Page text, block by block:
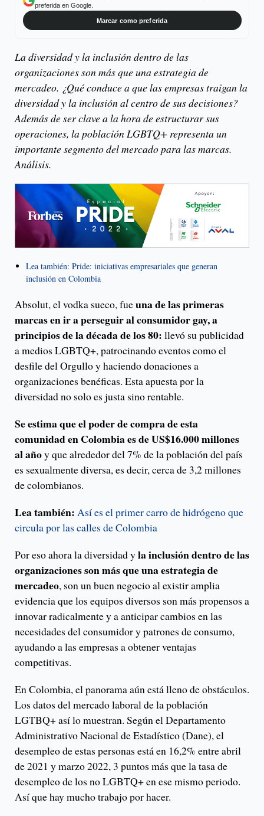
preferida en Google.
Marcar como preferida
La diversidad y la inclusión dentro de las
organizaciones son más que una estrategia de
mercadeo. ¿Qué conduce a que las empresas traigan la
diversidad y la inclusión al centro de sus decisiones?
Además de ser clave a la hora de estructurar sus
operaciones, la población LGBTQ+ representa un
importante segmento del mercado para las marcas.
Análisis.
Lea también: Pride: iniciativas empresariales que generan
inclusión en Colombia
Absolut, el vodka sueco, fueuna de las primeras
marcas en ir a perseguir al consumidor gay, a
principios de la década de los 80: llevó su publicidad
a medios LGBTQ+, patrocinando eventos como el
desfile del Orgullo y haciendo donaciones a
organizaciones benéficas. Esta apuesta por la
diversidad no solo es justa sino rentable.
Se estima que el poder de compra de esta
comunidad en Colombia es de US$16.000 millones
al añoy que alrededor del 7% de la población del país
es sexualmente diversa, es decir, cerca de 3,2 millones
de colombianos.
Lea también: Así es el primer carro de hidrógeno que
circula por las calles de Colombia
Por eso ahora la diversidad yla inclusión dentro de las
organizaciones son más que una estrategia de
mercadeo, son un buen negocio al existir amplia
evidencia que los equipos diversos son más propensos a
innovar radicalmente y a anticipar cambios en las
necesidades del consumidor y patrones de consumo,
ayudando a las empresas a obtener ventajas
competitivas.
En Colombia, el panorama aún está lleno de obstáculos.
Los datos del mercado laboral de la población
LGTBQ+ así lo muestran. Según el Departamento
Administrativo Nacional de Estadístico (Dane), el
desempleo de estas personas está en 16,2% entre abril
de 2021 y marzo 2022, 3 puntos más que la tasa de
desempleo de los no LGBTQ+ en ese mismo periodo.
Así que hay mucho trabajo por hacer.